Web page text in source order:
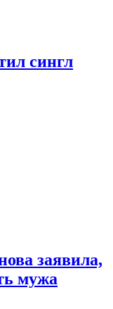
сингл
заявила,
мужа